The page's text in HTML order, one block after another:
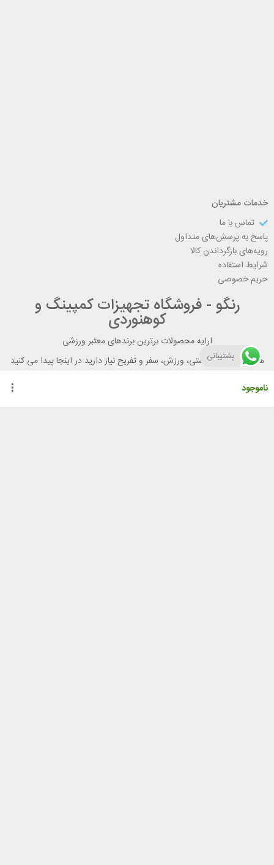
ناموجود
خدمات مشتریان
تماس با ما
پاسخ به پرسش‌های متداول
رویه‌های بازگرداندن کالا
شرایط استفاده
حریم خصوصی
رنگو - فروشگاه تجهیزات کمپینگ و
کوهنوردی
ارایه محصولات برترین برندهای معتبر ورزشی
هر آنچه برای تندرستی، ورزش، سفر و تفریح نیاز دارید در اینجا پیدا می کنید
پشتیبانی